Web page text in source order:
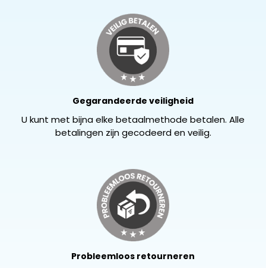
Gegarandeerde veiligheid
U kunt met bijna elke betaalmethode betalen. Alle
betalingen zijn gecodeerd en veilig.
Probleemloos retourneren